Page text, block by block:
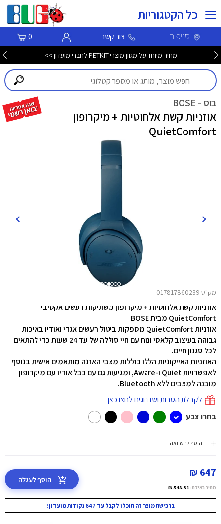
כל הקטגוריות
סניפים צור קשר 0
מחיר מיוחד על מגוון מוצרי PETKIT לחברי מועדון >>
בוס - BOSE
אוזניות קשת אלחוטיות + מיקרופון
QuietComfort
מק"ט 017817860239
אוזניות קשת אלחוטיות + מיקרופון משתיקות רעשים אקטיבי
QuietComfort מבית BOSE
אוזניות QuietComfort מספקות ביטול רעשים אגדי ואודיו באיכות
גבוהה בעיצוב קלאסי ונוח עם חיי סוללה של עד 24 שעות כדי להתאים
לכל סגנון חיים.
האוזניות האייקוניות הללו כוללות מצבי האזנה מותאמים אישית בנוסף
לאפשרויות Quiet ו-Aware, ומגיעות גם עם כבל אודיו עם מיקרופון
מובנה למצבים ללא Bluetooth.
לקבלת הטבות ושדרוגים לחצו כאן
בחרו צבע
הוסף להשוואה
647 ₪
מחיר באילת: 548.31 ₪
הוסף לעגלה
ברכישת מוצר זה תוכלו לקבל עד 647 נקודות מועדון!